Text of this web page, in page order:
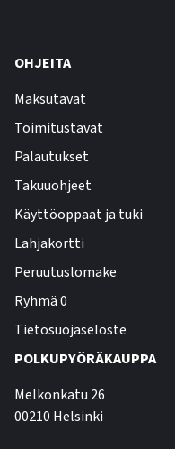
OHJEITA
Maksutavat
Toimitustavat
Palautukset
Takuuohjeet
Käyttöoppaat ja tuki
Lahjakortti
Peruutuslomake
Ryhmä 0
Tietosuojaseloste
POLKUPYÖRÄKAUPPA
Melkonkatu 26
00210 Helsinki